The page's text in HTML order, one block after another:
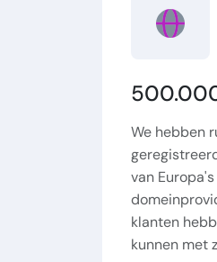
We hebben
van
klanten
kunnen met